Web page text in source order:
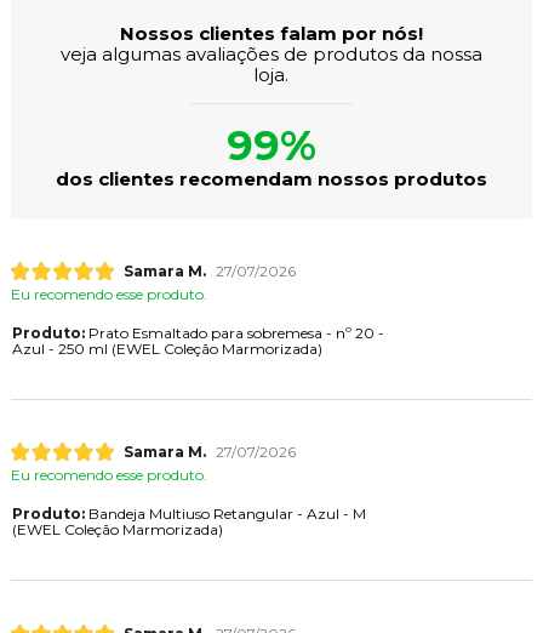
Nossos clientes falam por nós!
veja algumas avaliações de produtos da nossa
loja.
99%
dos clientes recomendam nossos produtos
Samara M. 27/07/2026
Eu recomendo esse produto.
Produto:Prato Esmaltado para sobremesa - nº 20 -
Azul - 250 ml (EWEL Coleção Marmorizada)
Samara M. 27/07/2026
Eu recomendo esse produto.
Produto:Bandeja Multiuso Retangular - Azul - M
(EWEL Coleção Marmorizada)